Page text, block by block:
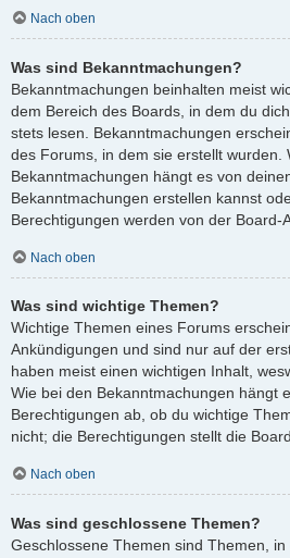
Nach oben
Was sind Bekanntmachungen?
Bekanntmachungen beinhalten meist
dem Bereich des Boards, in dem du
stets lesen. Bekanntmachungen
des Forums, in dem sie erstellt wurden.
Bekanntmachungen hängt es von
Bekanntmachungen erstellen kannst
Berechtigungen werden von der Board-
Nach oben
Was sind wichtige Themen?
Wichtige Themen eines Forums
Ankündigungen und sind nur auf der
haben meist einen wichtigen Inhalt,
Wie bei den Bekanntmachungen hängt
Berechtigungen ab, ob du wichtige
nicht; die Berechtigungen stellt die
Nach oben
Was sind geschlossene Themen?
Geschlossene Themen sind Themen,